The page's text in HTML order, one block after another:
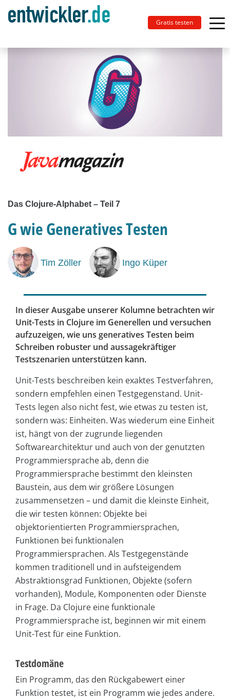
Gratis testen
Das Clojure-Alphabet – Teil 7
G wie Generatives Testen
Tim Zöller Ingo Küper
In dieser Ausgabe unserer Kolumne betrachten wir
Unit-Tests in Clojure im Generellen und versuchen
aufzuzeigen, wie uns generatives Testen beim
Schreiben robuster und aussagekräftiger
Testszenarien unterstützen kann.
Unit-Tests beschreiben kein exaktes Testverfahren,
sondern empfehlen einen Testgegenstand. Unit-
Tests legen also nicht fest, wie etwas zu testen ist,
sondern was: Einheiten. Was wiederum eine Einheit
ist, hängt von der zugrunde liegenden
Softwarearchitektur und auch von der genutzten
Programmiersprache ab, denn die
Programmiersprache bestimmt den kleinsten
Baustein, aus dem wir größere Lösungen
zusammensetzen – und damit die kleinste Einheit,
die wir testen können: Objekte bei
objektorientierten Programmiersprachen,
Funktionen bei funktionalen
Programmiersprachen. Als Testgegenstände
kommen traditionell und in aufsteigendem
Abstraktionsgrad Funktionen, Objekte (sofern
vorhanden), Module, Komponenten oder Dienste
in Frage. Da Clojure eine funktionale
Programmiersprache ist, beginnen wir mit einem
Unit-Test für eine Funktion.
Testdomäne
Ein Programm, das den Rückgabewert einer
Funktion testet, ist ein Programm wie jedes andere.